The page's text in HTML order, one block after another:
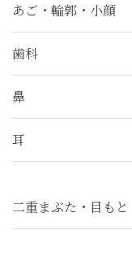
あご・輪郭・小顔
歯科
鼻
耳
二重まぶた・目もと